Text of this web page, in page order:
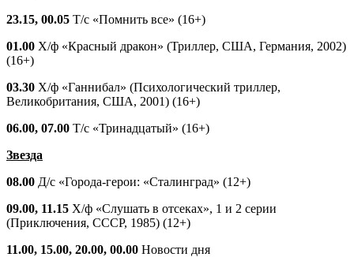
23.15, 00.05 Т/с «Помнить все» (16+)
01.00 Х/ф «Красный дракон» (Триллер, США, Германия, 2002)
(16+)
03.30 Х/ф «Ганнибал» (Психологический триллер,
Великобритания, США, 2001) (16+)
06.00, 07.00 Т/с «Тринадцатый» (16+)
Звезда
08.00 Д/с «Города-герои: «Сталинград» (12+)
09.00, 11.15 Х/ф «Слушать в отсеках», 1 и 2 серии
(Приключения, СССР, 1985) (12+)
11.00, 15.00, 20.00, 00.00 Новости дня